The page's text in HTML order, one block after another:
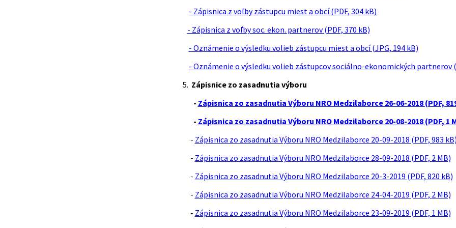
- Zápisnica z voľby zástupcu miest a obcí (PDF, 304 kB)
- Zápisnica z voľby soc. ekon. partnerov (PDF, 370 kB)
- Oznámenie o výsledku volieb zástupcu miest a obcí (JPG, 194 kB)
- Oznámenie o výsledku volieb zástupcov sociálno-ekonomických partnerov
5. Zápisnice zo zasadnutia výboru
- Zápisnica zo zasadnutia Výboru NRO Medzilaborce 26-06-2018 (PDF,
- Zápisnica zo zasadnutia Výboru NRO Medzilaborce 20-08-2018 (PDF, 1
- Zápisnica zo zasadnutia Výboru NRO Medzilaborce 20-09-2018 (PDF, 983 kB)
- Zápisnica zo zasadnutia Výboru NRO Medzilaborce 28-09-2018 (PDF, 2 MB)
- Zápisnica zo zasadnutia Výboru NRO Medzilaborce 20-3-2019 (PDF, 820 kB)
- Zápisnica zo zasadnutia Výboru NRO Medzilaborce 24-04-2019 (PDF, 2 MB)
- Zápisnica zo zasadnutia Výboru NRO Medzilaborce 23-09-2019 (PDF, 1 MB)